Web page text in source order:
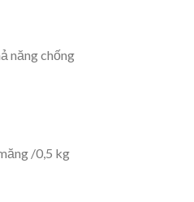
năng chống
/0,5 kg